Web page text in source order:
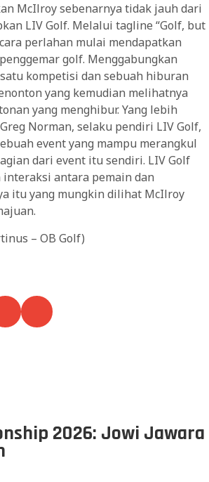
McIlroy sebenarnya tidak jauh dari
LIV Golf. Melalui tagline “Golf, but
perlahan mulai mendapatkan
golf. Menggabungkan
kompetisi dan sebuah hiburan
yang kemudian melihatnya
yang menghibur. Yang lebih
Norman, selaku pendiri LIV Golf,
event yang mampu merangkul
dari event itu sendiri. LIV Golf
interaksi antara pemain dan
itu yang mungkin dilihat McIlroy
– OB Golf)
2026: Jowi Jawara